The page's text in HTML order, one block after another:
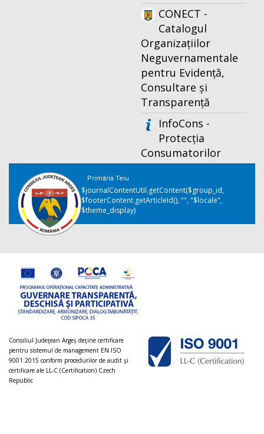
CONECT -
Catalogul
Organizațiilor
Neguvernamentale
pentru Evidență,
Consultare și
Transparență
InfoCons -
Protecția
Consumatorilor
Primăria Teiu
$journalContentUtil.getContent($group_id,
$footerContent.getArticleId(), "", "$locale",
$theme_display)
Consiliul Judeţean Argeș deţine certificare
pentru sistemul de management EN ISO
9001:2015 conform procedurilor de audit şi
certificare ale LL-C (Certification) Czech
Republic